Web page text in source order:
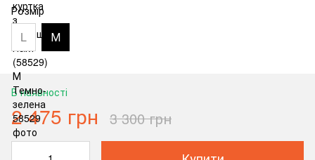
Розмір
L М
В наявності
2 475 грн 3 300 грн